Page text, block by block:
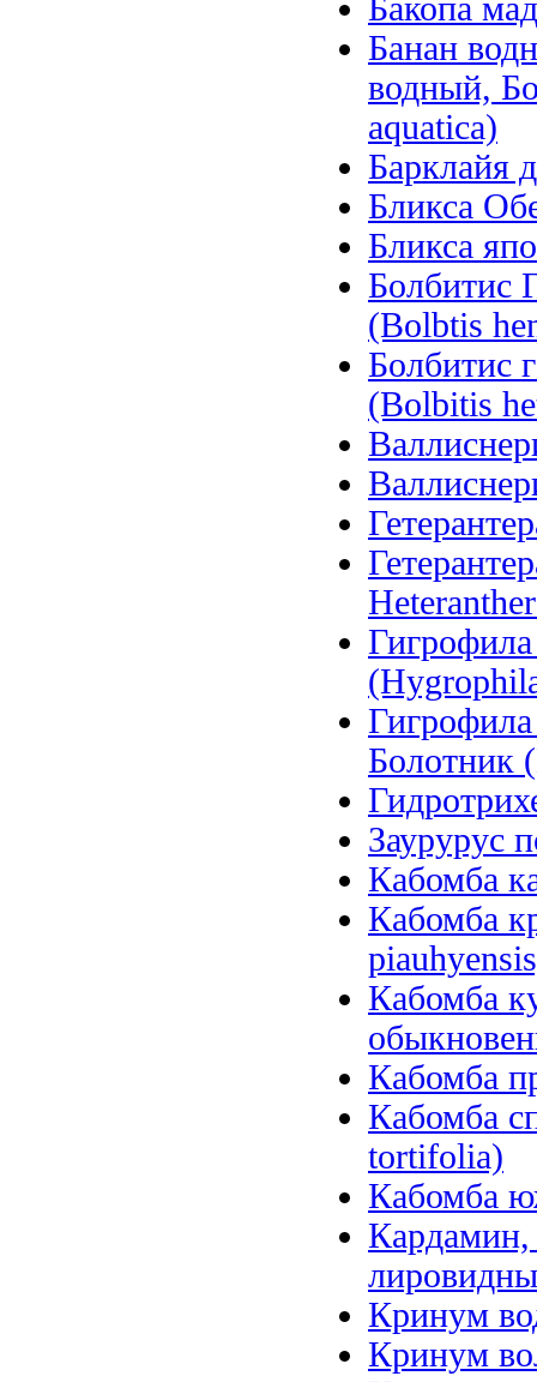
Бакопа
Банан
водный,
aquatica)
Барклайя
Бликса
Бликса
Болбитис
(Bolbtis
Болбитис
(Bolbitis
Болотник
Заурурус
Кабомба
Кабомба
Кабомба
Кабомба
Кабомба
tortifolia)
Кабомба
Кардамин,
Кринум
Кринум